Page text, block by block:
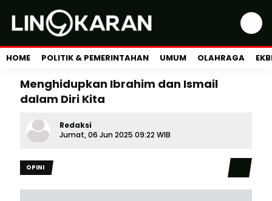
HOME POLITIK & PEMERINTAHAN UMUM OLAHRAGA
Menghidupkan Ibrahim dan Ismail
dalam Diri Kita
Redaksi
Jumat, 06 Jun 2025 09:22 WIB
OPINI